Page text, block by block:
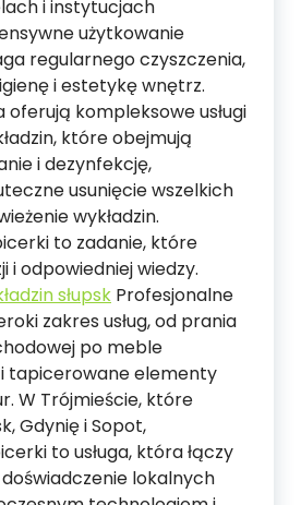
i instytucjach
użytkowanie
regularnego czyszczenia,
i estetykę wnętrz.
oferują kompleksowe usługi
które obejmują
i dezynfekcję,
usunięcie wszelkich
wykładzin.
to zadanie, które
i odpowiedniej wiedzy.
słupsk Profesjonalne
zakres usług, od prania
po meble
tapicerowane elementy
W Trójmieście, które
Gdynię i Sopot,
to usługa, która łączy
lokalnych